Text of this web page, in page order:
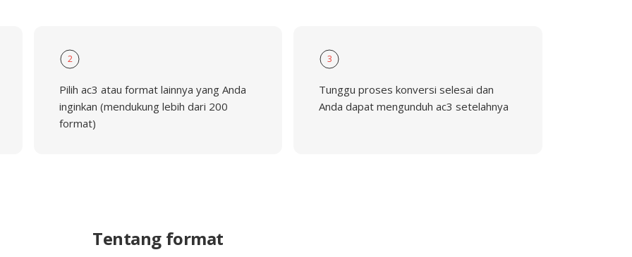
2
Pilih ac3 atau format lainnya yang Anda
inginkan (mendukung lebih dari 200
format)
3
Tunggu proses konversi selesai dan
Anda dapat mengunduh ac3 setelahnya
Tentang format